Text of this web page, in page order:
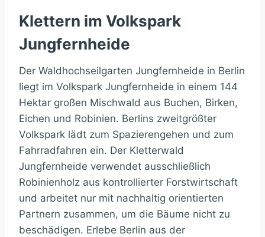
Klettern im Volkspark
Jungfernheide
Der Waldhochseilgarten Jungfernheide in Berlin
liegt im Volkspark Jungfernheide in einem 144
Hektar großen Mischwald aus Buchen, Birken,
Eichen und Robinien. Berlins zweitgrößter
Volkspark lädt zum Spazierengehen und zum
Fahrradfahren ein. Der Kletterwald
Jungfernheide verwendet ausschließlich
Robinienholz aus kontrollierter Forstwirtschaft
und arbeitet nur mit nachhaltig orientierten
Partnern zusammen, um die Bäume nicht zu
beschädigen. Erlebe Berlin aus der